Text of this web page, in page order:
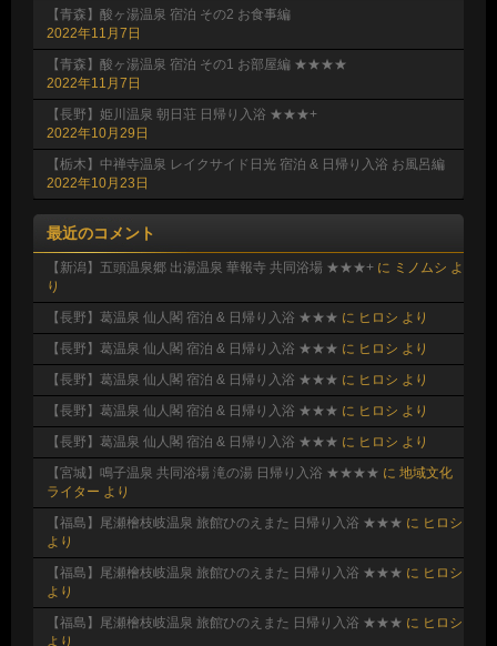
【青森】酸ヶ湯温泉 宿泊 その2 お食事編
2022年11月7日
【青森】酸ヶ湯温泉 宿泊 その1 お部屋編 ★★★★
2022年11月7日
【長野】姫川温泉 朝日荘 日帰り入浴 ★★★+
2022年10月29日
【栃木】中禅寺温泉 レイクサイド日光 宿泊 & 日帰り入浴 お風呂編
2022年10月23日
最近のコメント
【新潟】五頭温泉郷 出湯温泉 華報寺 共同浴場 ★★★+ に ミノムシ よ
り
【長野】葛温泉 仙人閣 宿泊 & 日帰り入浴 ★★★ に ヒロシ より
【長野】葛温泉 仙人閣 宿泊 & 日帰り入浴 ★★★ に ヒロシ より
【長野】葛温泉 仙人閣 宿泊 & 日帰り入浴 ★★★ に ヒロシ より
【長野】葛温泉 仙人閣 宿泊 & 日帰り入浴 ★★★ に ヒロシ より
【長野】葛温泉 仙人閣 宿泊 & 日帰り入浴 ★★★ に ヒロシ より
【宮城】鳴子温泉 共同浴場 滝の湯 日帰り入浴 ★★★★ に 地域文化
ライター より
【福島】尾瀬檜枝岐温泉 旅館ひのえまた 日帰り入浴 ★★★ に ヒロシ
より
【福島】尾瀬檜枝岐温泉 旅館ひのえまた 日帰り入浴 ★★★ に ヒロシ
より
【福島】尾瀬檜枝岐温泉 旅館ひのえまた 日帰り入浴 ★★★ に ヒロシ
より